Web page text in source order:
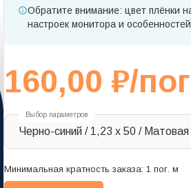
Обратите внимание: цвет плёнки
настроек монитора и
160,00 ₽/
Выбор параметров
Черно-синий / 1,23 x 50 / Матовая
Минимальная кратность заказа: 1 пог. м